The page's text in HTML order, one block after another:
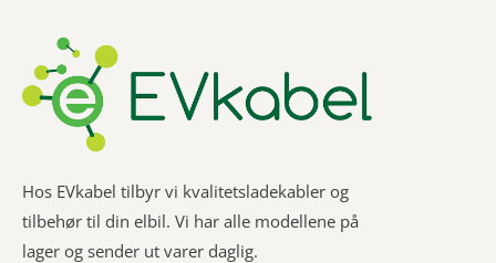
Hos EVkabel tilbyr vi kvalitetsladekabler og
tilbehør til din elbil. Vi har alle modellene på
lager og sender ut varer daglig.